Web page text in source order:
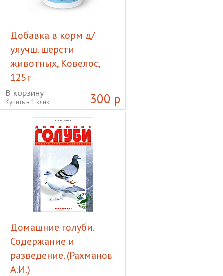
Добавка в корм д/
улучш. шерсти
животных, Ковелос,
125г
Добавка в корм д/улучш.
шерсти животных, Ковелос,
125г
300 р
В корзину
Купить в 1 клик
Домашние голуби.
Содержание и
разведение. (Рахманов
А.И.)